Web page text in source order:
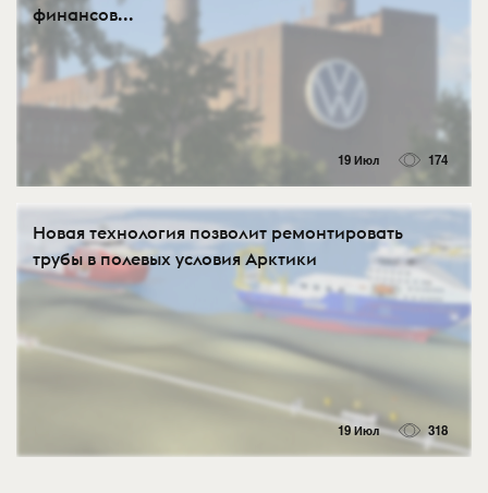
финансов...
19 Июл 174
Новая технология позволит ремонтировать
трубы в полевых условия Арктики
19 Июл 318